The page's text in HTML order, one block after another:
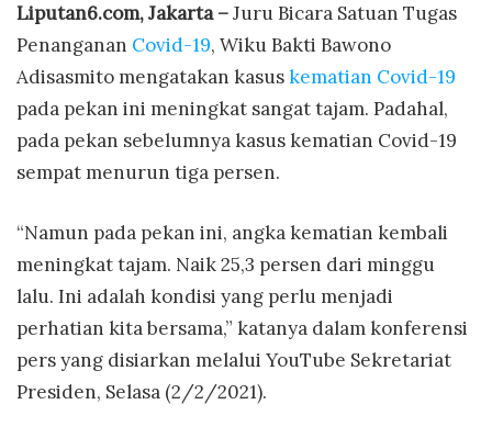
Liputan6.com, Jakarta –Juru Bicara Satuan Tugas
Penanganan Covid-19, Wiku Bakti Bawono
Adisasmito mengatakan kasuskematian Covid-19
pada pekan ini meningkat sangat tajam. Padahal,
pada pekan sebelumnya kasus kematian Covid-19
sempat menurun tiga persen.
“Namun pada pekan ini, angka kematian kembali
meningkat tajam. Naik 25,3 persen dari minggu
lalu. Ini adalah kondisi yang perlu menjadi
perhatian kita bersama,” katanya dalam konferensi
pers yang disiarkan melalui YouTube Sekretariat
Presiden, Selasa (2/2/2021).